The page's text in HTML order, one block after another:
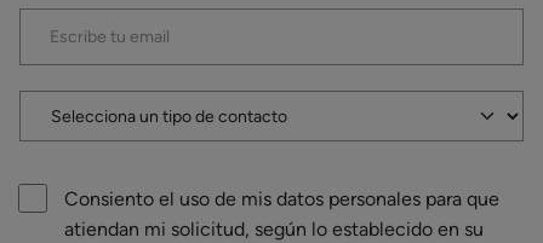
Consiento el uso de mis datos personales para que
atiendan mi solicitud, según lo establecido en su